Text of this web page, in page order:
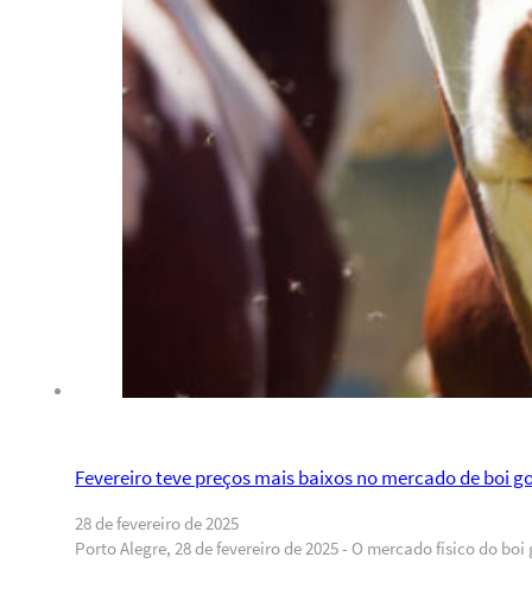
Fevereiro teve preços mais baixos no mercado de boi
28 de fevereiro de 2025
Porto Alegre, 28 de fevereiro de 2025 - O mercado físico do